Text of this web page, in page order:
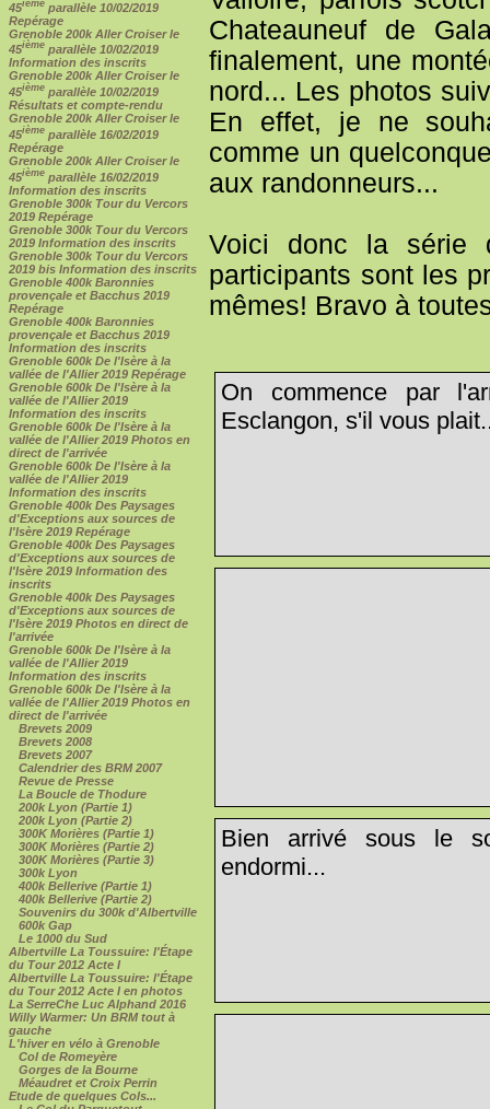
45ième parallèle 10/02/2019
Repérage
Grenoble 200k Aller Croiser le
45ième parallèle 10/02/2019
Information des inscrits
Grenoble 200k Aller Croiser le
45ième parallèle 10/02/2019
Résultats et compte-rendu
Grenoble 200k Aller Croiser le
45ième parallèle 16/02/2019
Repérage
Grenoble 200k Aller Croiser le
45ième parallèle 16/02/2019
Information des inscrits
Grenoble 300k Tour du Vercors
2019 Repérage
Grenoble 300k Tour du Vercors
2019 Information des inscrits
Grenoble 300k Tour du Vercors
2019 bis Information des inscrits
Grenoble 400k Baronnies
provençale et Bacchus 2019
Repérage
Grenoble 400k Baronnies
provençale et Bacchus 2019
Information des inscrits
Grenoble 600k De l'Isère à la
vallée de l'Allier 2019 Repérage
Grenoble 600k De l'Isère à la
vallée de l'Allier 2019
Information des inscrits
Grenoble 600k De l'Isère à la
vallée de l'Allier 2019 Photos en
direct de l'arrivée
Grenoble 600k De l'Isère à la
vallée de l'Allier 2019
Information des inscrits
Grenoble 400k Des Paysages
d'Exceptions aux sources de
l'Isère 2019 Repérage
Grenoble 400k Des Paysages
d'Exceptions aux sources de
l'Isère 2019 Information des
inscrits
Grenoble 400k Des Paysages
d'Exceptions aux sources de
l'Isère 2019 Photos en direct de
l'arrivée
Grenoble 600k De l'Isère à la
vallée de l'Allier 2019
Information des inscrits
Grenoble 600k De l'Isère à la
vallée de l'Allier 2019 Photos en
direct de l'arrivée
Brevets 2009
Brevets 2008
Brevets 2007
Calendrier des BRM 2007
Revue de Presse
La Boucle de Thodure
200k Lyon (Partie 1)
200k Lyon (Partie 2)
300K Morières (Partie 1)
300K Morières (Partie 2)
300K Morières (Partie 3)
300k Lyon
400k Bellerive (Partie 1)
400k Bellerive (Partie 2)
Souvenirs du 300k d'Albertville
600k Gap
Le 1000 du Sud
Albertville La Toussuire: l'Étape
du Tour 2012 Acte I
Albertville La Toussuire: l'Étape
du Tour 2012 Acte I en photos
La SerreChe Luc Alphand 2016
Willy Warmer: Un BRM tout à
gauche
L'hiver en vélo à Grenoble
Col de Romeyère
Gorges de la Bourne
Méaudret et Croix Perrin
Etude de quelques Cols...
Chateauneuf de
finalement, une
nord... Les photos
En effet, je ne
comme un
aux randonneurs...
Voici donc la série
participants sont les
mêmes! Bravo à
On commence par
Esclangon, s'il vous
Bien arrivé sous le
endormi...